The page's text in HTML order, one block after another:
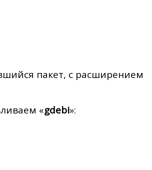
пакет, с расширением
«gdebi»: